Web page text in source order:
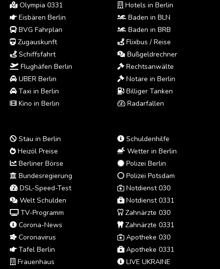
Olympia 0331
Eisbären Berlin
BVG Fahrplan
Zugauskunft
Schiffsfahrt
Flughäfen Berlin
UBER Berlin
Taxi in Berlin
Kino in Berlin
Hotels in Berlin
Baden in BLN
Baden in BRB
Flixbus / Reise
Bußgeldrechner
Rechtsanwälte
Notare in Berlin
Billiger Tanken
Radarfallen
Stau in Berlin
Heizöl Preise
Berliner Börse
Bundesregierung
DSL-Speed-Test
Welt Schulden
TV-Programm
Corona-News
Coronavirus
Tafel Berlin
Frauenhaus
Schuldenhilfe
Wetter in Berlin
Polizei Berlin
Polizei Potsdam
Notdienst 030
Notdienst 0331
Zahnärzte 030
Zahnärzte 0331
Apotheke 030
Apotheke 0331
LIVE UKRAINE